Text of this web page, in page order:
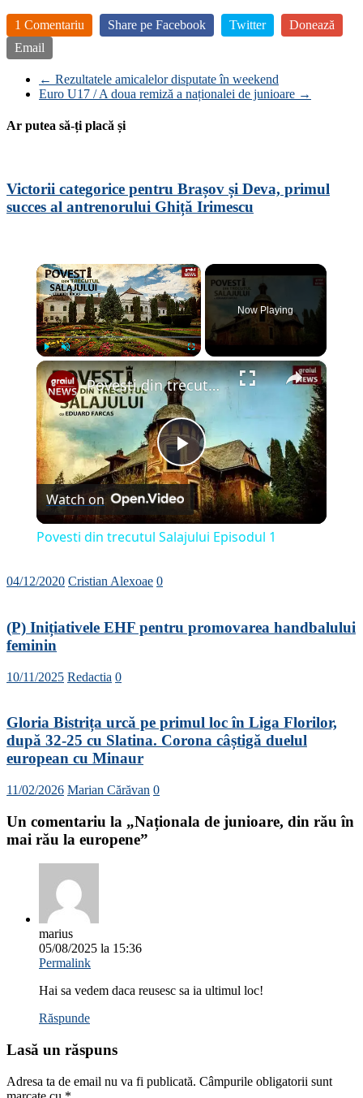
1 Comentariu Share pe Facebook Twitter
Donează
Email
← Rezultatele amicalelor disputate în weekend
Euro U17 / A doua remiză a naționalei de junioare →
Ar putea să-ți placă și
Victorii categorice pentru Brașov și Deva, primul
succes al antrenorului Ghiță Irimescu
×
Play
Now Playing
×
Play
Video
Povesti din trecutul Salajului Episodul 1
Watch on
Povesti din trecutul Salajului Episodul 1
04/12/2020 Cristian Alexoae 0
(P) Inițiativele EHF pentru promovarea handbalului
feminin
10/11/2025 Redactia 0
Gloria Bistrița urcă pe primul loc în Liga Florilor,
după 32-25 cu Slatina. Corona câștigă duelul
european cu Minaur
11/02/2026 Marian Cărăvan 0
Un comentariu la „Naționala de junioare, din rău în
mai rău la europene”
marius
05/08/2025 la 15:36
Permalink
Hai sa vedem daca reusesc sa ia ultimul loc!
Răspunde
Lasă un răspuns
Adresa ta de email nu va fi publicată. Câmpurile obligatorii sunt